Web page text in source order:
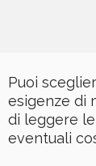
Puoi
esigenze di
di leggere
eventuali